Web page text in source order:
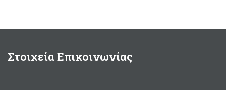
Στοιχεία Επικοινωνίας